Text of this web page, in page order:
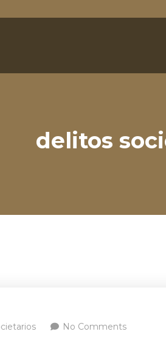
delitos
No Comments